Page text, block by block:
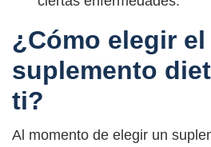
¿Cómo elegir
suplemento
ti?
Al momento de elegir un